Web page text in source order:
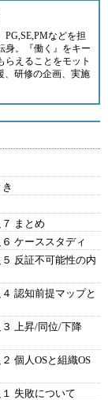
PG,SE,PMなどを担
身。『働く』をキー
らえることをモット
、研修の企画、実施
まとめ
ケーススタディ
反証不可能性の内
認知前提マップと
上昇/同位/下降
個人OSと組織OS
失敗について